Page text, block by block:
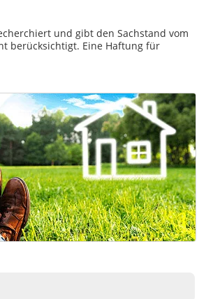
und gibt den Sachstand vom
berücksichtigt. Eine Haftung für